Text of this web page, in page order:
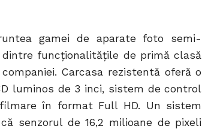
gamei de aparate foto semi-
funcţionalităţile de primă clasă
Carcasa rezistentă oferă o
luminos de 3 inci, sistem de control
în format Full HD. Un sistem
senzorul de 16,2 milioane de pixeli